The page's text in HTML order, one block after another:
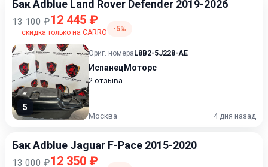
Бак Adblue Land Rover Defender 2019-2026
13 100 ₽12 445 ₽
скидка только на CARRO -5%
5
Ориг. номера L8B2-5J228-AE
ИспанецМоторс
2 отзыва
Москва 4 дня назад
Бак Adblue Jaguar F-Pace 2015-2020
13 000 ₽12 350 ₽